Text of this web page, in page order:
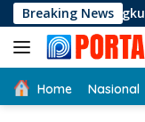
Langsung
ke
konten
Breaking News
dengan
Home Nasional